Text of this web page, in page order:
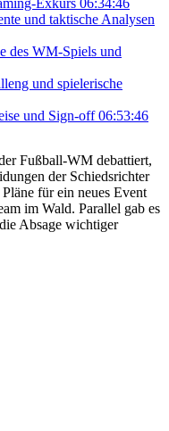
Exkurs 06:34:46
und taktische Analysen
des WM-Spiels und
und spielerische
und Sign-off 06:53:46
Fußball-WM debattiert,
der Schiedsrichter
für ein neues Event
im Wald. Parallel gab es
Absage wichtiger